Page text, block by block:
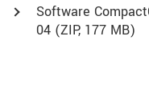
Software
04 (ZIP, 177 MB)